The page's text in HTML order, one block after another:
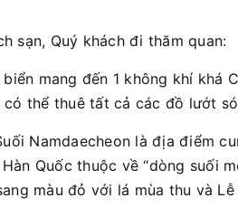
sạn, Quý khách đi thăm quan:
mang đến 1 không khí khá
thể thuê tất cả các đồ lướt
Namdaecheon là địa điểm
Quốc thuộc về “dòng suối
màu đỏ với lá mùa thu và